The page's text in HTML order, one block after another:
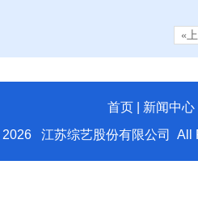
«
首页 新闻中心
2026 江苏综艺股份有限公司